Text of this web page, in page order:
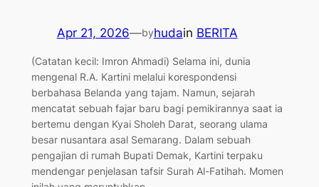
Apr 21, 2026—byhudain BERITA
(Catatan kecil: Imron Ahmadi) Selama ini, dunia
mengenal R.A. Kartini melalui korespondensi
berbahasa Belanda yang tajam. Namun, sejarah
mencatat sebuah fajar baru bagi pemikirannya saat ia
bertemu dengan Kyai Sholeh Darat, seorang ulama
besar nusantara asal Semarang. ​Dalam sebuah
pengajian di rumah Bupati Demak, Kartini terpaku
mendengar penjelasan tafsir Surah Al-Fatihah. Momen